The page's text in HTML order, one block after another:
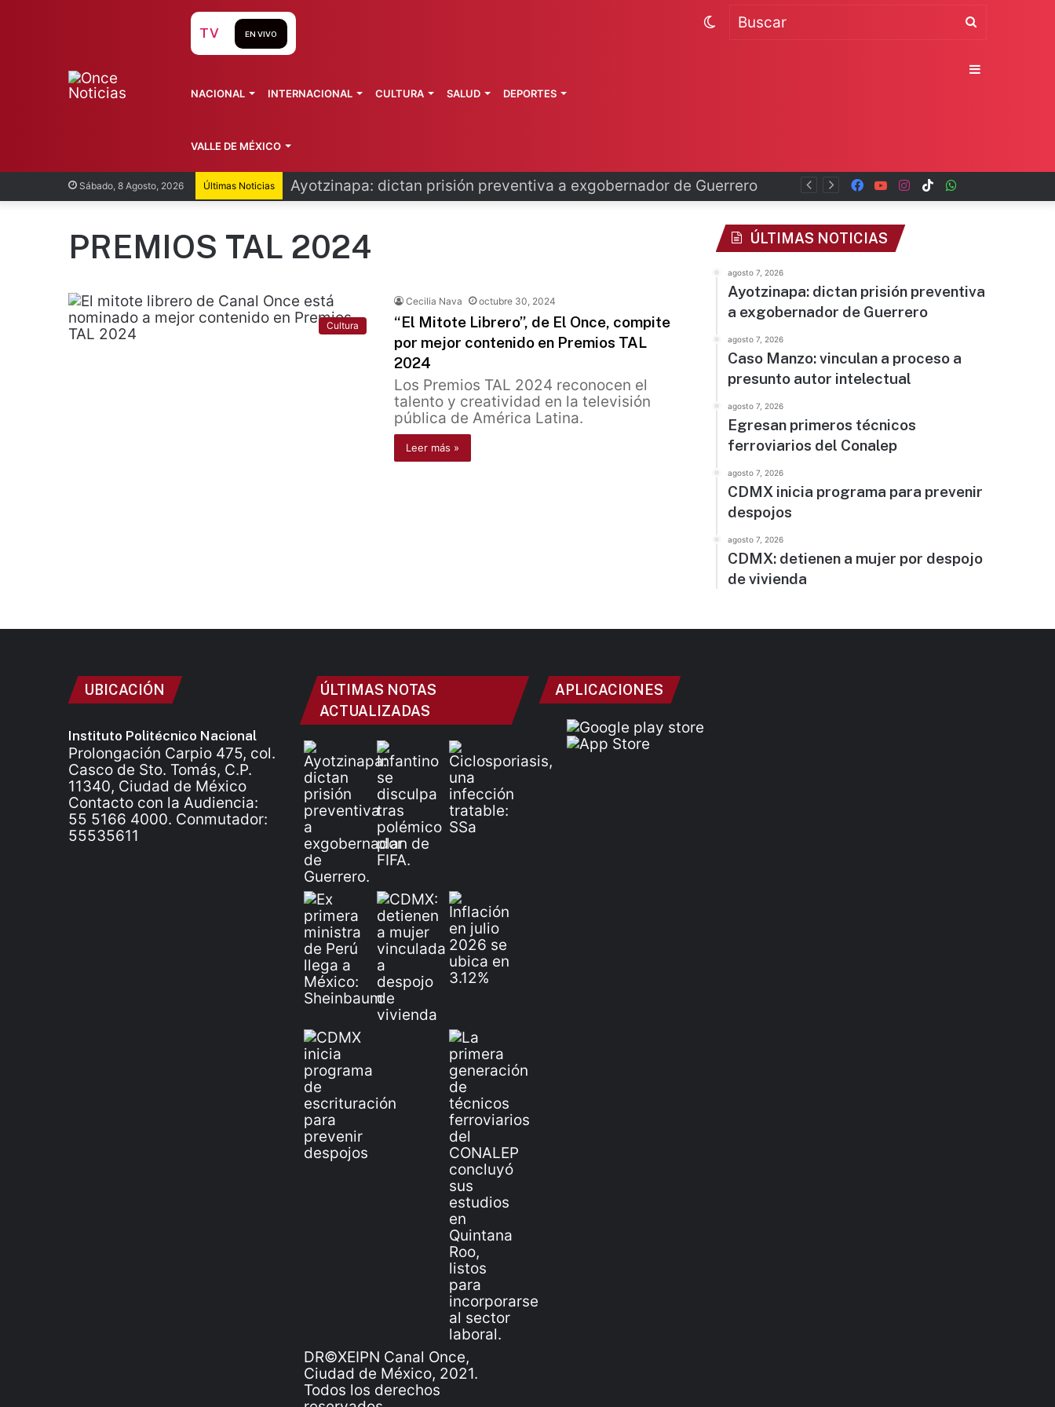
Sábado, 8 Agosto, 2026 Últimas Noticias Ayotzinapa: dictan prisión preventiva a exgobernador de Guerrero TikTok
Instagram
YouTube
Facebook
TV EN VIVO
NACIONAL INTERNACIONAL CULTURA SALUD DEPORTES
VALLE DE MÉXICO
Switch
PREMIOS TAL 2024
Cultura
Cecilia Nava octubre 30, 2024
“El Mitote Librero”, de El Once, compite
por mejor contenido en Premios TAL
2024
Los Premios TAL 2024 reconocen el
talento y creatividad en la televisión
pública de América Latina.
Leer más »
ÚLTIMAS NOTICIAS
agosto 7, 2026
Ayotzinapa: dictan prisión preventiva
a exgobernador de Guerrero
agosto 7, 2026
Caso Manzo: vinculan a proceso a
presunto autor intelectual
agosto 7, 2026
Egresan primeros técnicos
ferroviarios del Conalep
agosto 7, 2026
CDMX inicia programa para prevenir
despojos
agosto 7, 2026
CDMX: detienen a mujer por despojo
de vivienda
UBICACIÓN
Instituto Politécnico Nacional
Prolongación Carpio 475, col.
Casco de Sto. Tomás, C.P.
11340, Ciudad de México
Contacto con la Audiencia:
55 5166 4000. Conmutador:
55535611
ÚLTIMAS NOTAS
ACTUALIZADAS
DR©XEIPN Canal Once,
Ciudad de México, 2021.
Todos los derechos
APLICACIONES